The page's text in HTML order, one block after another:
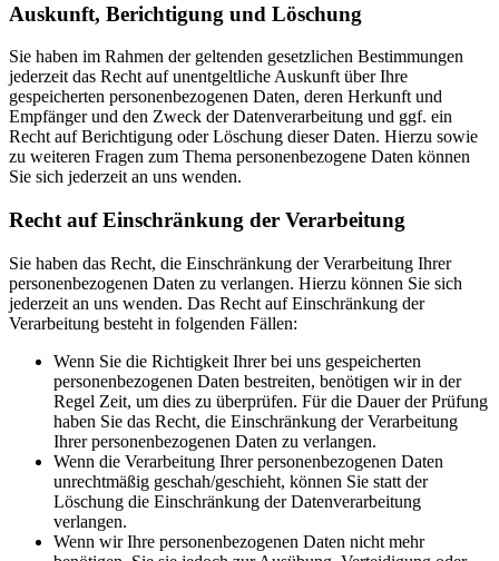
Auskunft, Berichtigung und Löschung
Sie haben im Rahmen der geltenden gesetzlichen Bestimmungen
jederzeit das Recht auf unentgeltliche Auskunft über Ihre
gespeicherten personenbezogenen Daten, deren Herkunft und
Empfänger und den Zweck der Datenverarbeitung und ggf. ein
Recht auf Berichtigung oder Löschung dieser Daten. Hierzu sowie
zu weiteren Fragen zum Thema personenbezogene Daten können
Sie sich jederzeit an uns wenden.
Recht auf Einschränkung der Verarbeitung
Sie haben das Recht, die Einschränkung der Verarbeitung Ihrer
personenbezogenen Daten zu verlangen. Hierzu können Sie sich
jederzeit an uns wenden. Das Recht auf Einschränkung der
Verarbeitung besteht in folgenden Fällen:
Wenn Sie die Richtigkeit Ihrer bei uns gespeicherten
personenbezogenen Daten bestreiten, benötigen wir in der
Regel Zeit, um dies zu überprüfen. Für die Dauer der Prüfung
haben Sie das Recht, die Einschränkung der Verarbeitung
Ihrer personenbezogenen Daten zu verlangen.
Wenn die Verarbeitung Ihrer personenbezogenen Daten
unrechtmäßig geschah/geschieht, können Sie statt der
Löschung die Einschränkung der Datenverarbeitung
verlangen.
Wenn wir Ihre personenbezogenen Daten nicht mehr